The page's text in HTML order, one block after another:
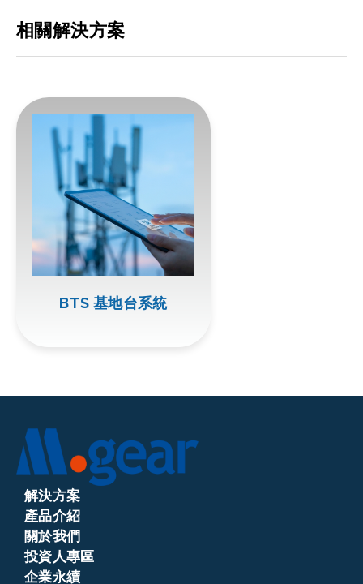
相關解決方案
BTS 基地台系統
解決方案
產品介紹
關於我們
投資人專區
企業永續